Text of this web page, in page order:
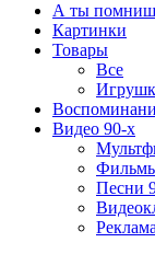
А ты
Картинки
Товары
Все
Видео 90-х
Песни